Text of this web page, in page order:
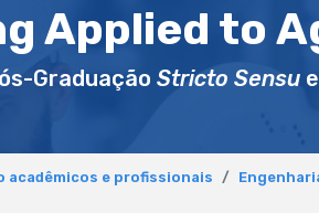
Applied to
Graduação Stricto Sensu
acadêmicos e profissionais